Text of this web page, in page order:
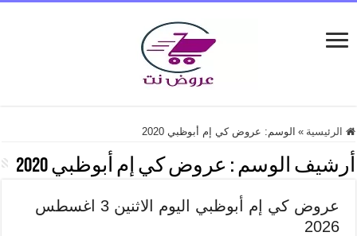
الرئيسية » الوسم: عروض كي إم أبوظبي 2020
أرشيف الوسم : عروض كي إم أبوظبي 2020
عروض كي إم أبوظبي اليوم الاثنين 3 اغسطس
2026